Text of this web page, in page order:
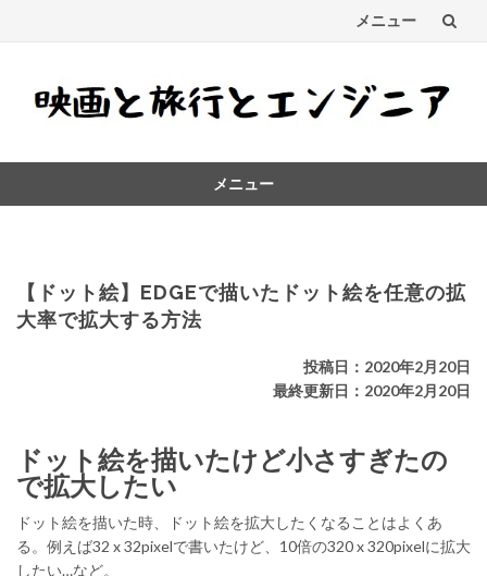
メニュー
ス
メニュー
【ドット絵】EDGEで描いたドット絵を任意の拡
大率で拡大する方法
投稿日：2020年2月20日
最終更新日：2020年2月20日
ドット絵を描いたけど小さすぎたの
で拡大したい
ドット絵を描いた時、ドット絵を拡大したくなることはよくあ
る。例えば32 x 32pixelで書いたけど、10倍の320 x 320pixelに拡大
したい…など。